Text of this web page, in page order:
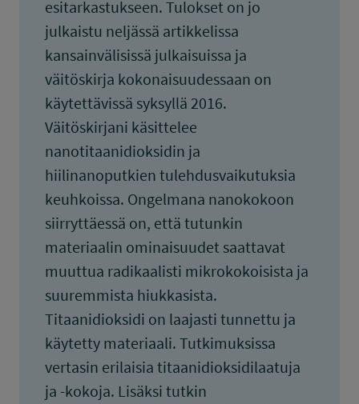
esitarkastukseen. Tulokset on jo
julkaistu neljässä artikkelissa
kansainvälisissä julkaisuissa ja
väitöskirja kokonaisuudessaan on
käytettävissä syksyllä 2016.
Väitöskirjani käsittelee
nanotitaanidioksidin ja
hiilinanoputkien tulehdusvaikutuksia
keuhkoissa. Ongelmana nanokokoon
siirryttäessä on, että tutunkin
materiaalin ominaisuudet saattavat
muuttua radikaalisti mikrokokoisista ja
suuremmista hiukkasista.
Titaanidioksidi on laajasti tunnettu ja
käytetty materiaali. Tutkimuksissa
vertasin erilaisia titaanidioksidilaatuja
ja -kokoja. Lisäksi tutkin